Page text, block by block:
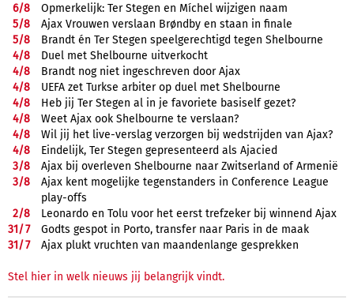
6/8
Opmerkelijk: Ter Stegen en Míchel wijzigen naam
5/8
Ajax Vrouwen verslaan Brøndby en staan in finale
5/8
Brandt én Ter Stegen speelgerechtigd tegen Shelbourne
4/8
Duel met Shelbourne uitverkocht
4/8
Brandt nog niet ingeschreven door Ajax
4/8
UEFA zet Turkse arbiter op duel met Shelbourne
4/8
Heb jij Ter Stegen al in je favoriete basiself gezet?
4/8
Weet Ajax ook Shelbourne te verslaan?
4/8
Wil jij het live-verslag verzorgen bij wedstrijden van Ajax?
4/8
Eindelijk, Ter Stegen gepresenteerd als Ajacied
3/8
Ajax bij overleven Shelbourne naar Zwitserland of Armenië
3/8
Ajax kent mogelijke tegenstanders in Conference League
play-offs
2/8
Leonardo en Tolu voor het eerst trefzeker bij winnend Ajax
31/7
Godts gespot in Porto, transfer naar Paris in de maak
31/7 Ajax plukt vruchten van maandenlange gesprekken
Stel hier in welk nieuws jij belangrijk vindt.